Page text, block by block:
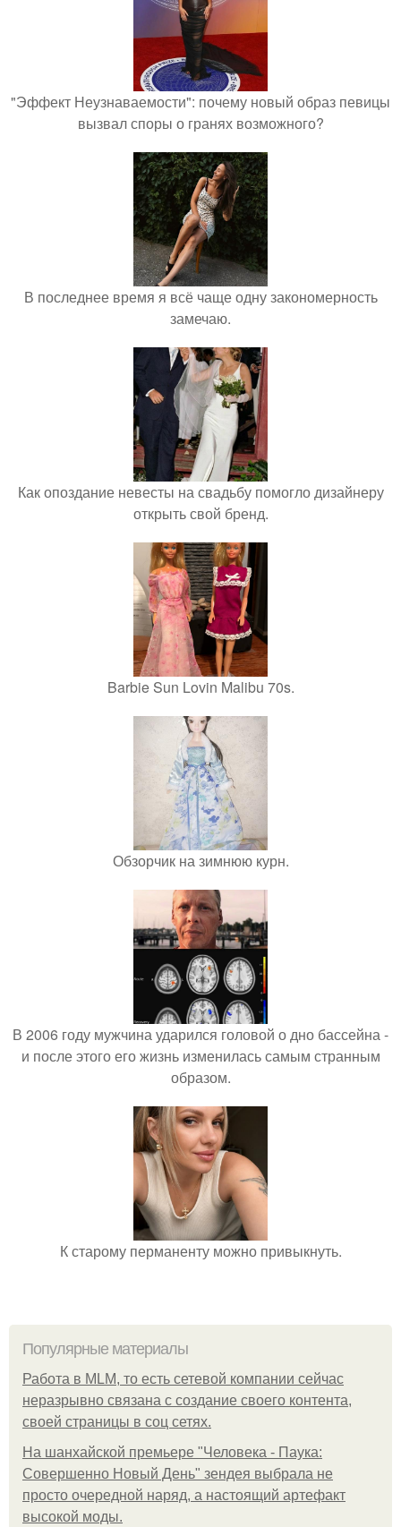
"Эффект Неузнаваемости": почему новый образ певицы
вызвал споры о гранях возможного?
В последнее время я всё чаще одну закономерность
замечаю.
Как опоздание невесты на свадьбу помогло дизайнеру
открыть свой бренд.
Barbie Sun Lovin Malibu 70s.
Обзорчик на зимнюю курн.
В 2006 году мужчина ударился головой о дно бассейна -
и после этого его жизнь изменилась самым странным
образом.
К старому перманенту можно привыкнуть.
Популярные материалы
Работа в MLM, то есть сетевой компании сейчас
неразрывно связана с создание своего контента,
своей страницы в соц сетях.
На шанхайской премьере "Человека - Паука:
Совершенно Новый День" зендея выбрала не
просто очередной наряд, а настоящий артефакт
высокой моды.